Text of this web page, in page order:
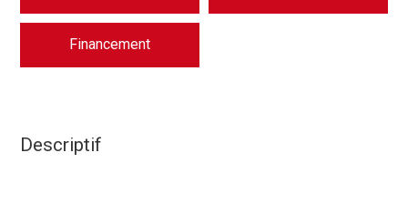
Financement
Descriptif